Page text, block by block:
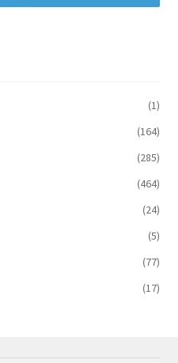
(1)
(164)
(285)
(464)
(24)
(5)
(77)
(17)